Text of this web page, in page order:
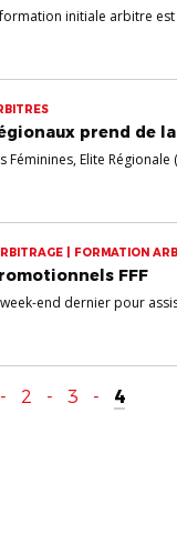
initiale arbitre est
prend de
Elite Régionale
| FORMATION
FFF
end dernier pour
- 2 - 3 - 4